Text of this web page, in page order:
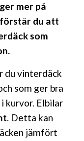
mer på
du att
som
du vinterdäck
som ger bra
kurvor. Elbilar
. Detta kan
jämfört